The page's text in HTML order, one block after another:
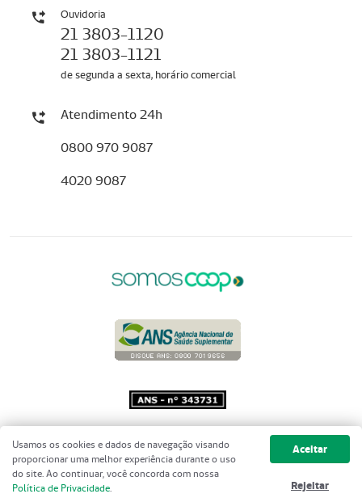
Ouvidoria
21 3803-1120
21 3803-1121
de segunda a sexta, horário comercial
Atendimento 24h
0800 970 9087
4020 9087
Copyright 2001 - 2026 Unimed do
Brasil - Todos os direitos reservados
Usamos os cookies e dados de navegação visando
proporcionar uma melhor experiência durante o uso
do site. Ao continuar, você concorda com nossa
Política de Privacidade.
Aceitar
Rejeitar